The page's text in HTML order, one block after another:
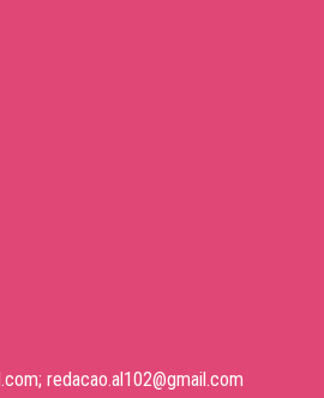
redacao.al102@gmail.com